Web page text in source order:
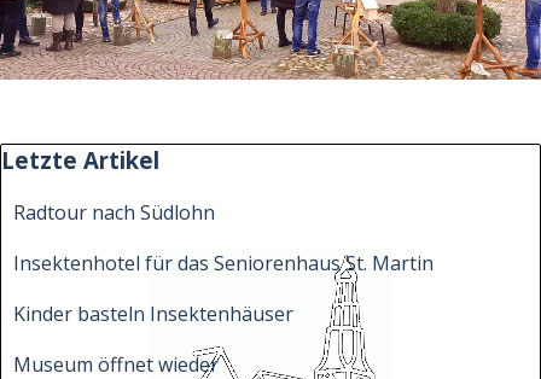
Block überspringen Letzte Artikel
Letzte Artikel
Radtour nach Südlohn
Insektenhotel für das Seniorenhaus St. Martin
Kinder basteln Insektenhäuser
Museum öffnet wieder